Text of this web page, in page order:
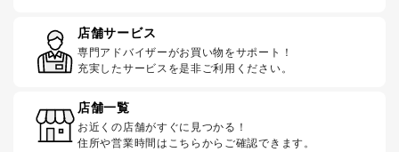
店舗サービス
専門アドバイザーがお買い物をサポート！
充実したサービスを是非ご利用ください。
店舗一覧
お近くの店舗がすぐに見つかる！
住所や営業時間はこちらからご確認できます。